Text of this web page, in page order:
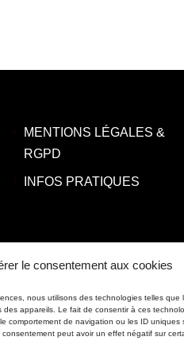
le consentement aux cookies
nous utilisons des technologies telles que
des appareils. Le fait de consentir à ces
comportement de navigation ou les ID uniques
peut avoir un effet négatif sur
MENTIONS LÉGALES &
RGPD
INFOS PRATIQUES